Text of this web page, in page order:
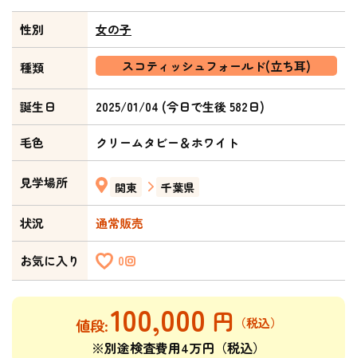
性別 女の子
種類 スコティッシュフォールド(立ち耳)
誕生日 2025/01/04 (今日で生後 582日)
毛色 クリームタビー＆ホワイト
見学場所 関東 千葉県
状況 通常販売
お気に入り 0回
100,000
※別途検査費用4万円（税込）